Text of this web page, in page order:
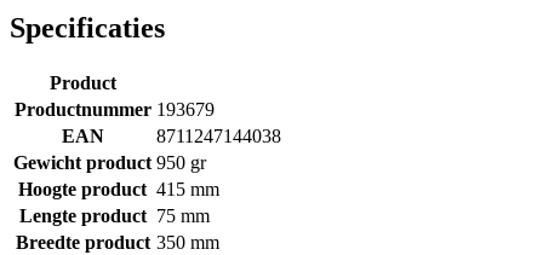
Specificaties
Product
Productnummer 193679
EAN
8711247144038
Gewicht product 950 gr
Hoogte product 415 mm
Lengte product 75 mm
Breedte product 350 mm